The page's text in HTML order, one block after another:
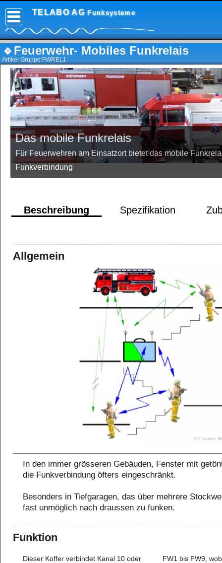
🔹Feuerwehr- Mobiles Funkrelais
Artikel Gruppe:FWREL1
Das mobile Funkrelais
Für Feuerwehren am Einsatzort bietet das mobile
Funkverbindung
Beschreibung Spezifikation
Allgemein
In den immer grösseren Gebäuden, Fenster mit
die Funkverbindung öfters eingeschränkt.
Besonders in Tiefgaragen, das über mehrere
fast unmöglich nach draussen zu funken.
Funktion
Dieser Koffer verbindet Kanal 10 oder
FW1 bis FW9, wobei zwei vorgegeben
TELABO AGFunksysteme